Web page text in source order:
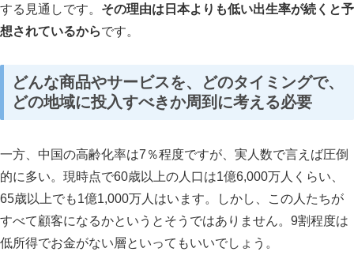
する見通しです。 その理由は日本よりも低い出生率が続くと予
想されているからです。
どんな商品やサービスを、どのタイミングで、
どの地域に投入すべきか周到に考える必要
一方、中国の高齢化率は7 ％程度ですが、実人数で言えば圧倒
的に多い。現時点で60歳以上の人口は1億6,000万人くらい、
65歳以上でも1億1,000万人はいます。しかし、この人たちが
すべて顧客になるかというとそうではありません。 9割程度は
低所得でお金がない層といってもいいでしょう。